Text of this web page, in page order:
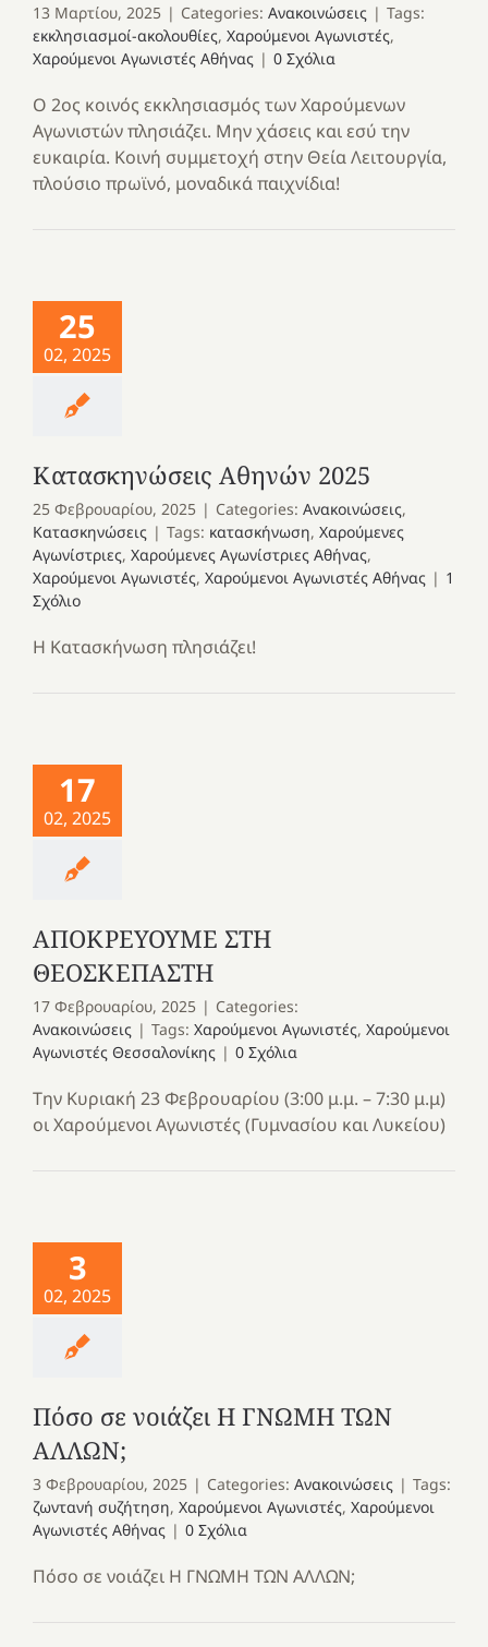
13 Μαρτίου, 2025 | Categories: Ανακοινώσεις | Tags:
εκκλησιασμοί-ακολουθίες, Χαρούμενοι Αγωνιστές,
Χαρούμενοι Αγωνιστές Αθήνας | 0 Σχόλια
Ο 2ος κοινός εκκλησιασμός των Χαρούμενων
Αγωνιστών πλησιάζει. Μην χάσεις και εσύ την
ευκαιρία. Κοινή συμμετοχή στην Θεία Λειτουργία,
πλούσιο πρωϊνό, μοναδικά παιχνίδια!
25
02, 2025
Κατασκηνώσεις Αθηνών 2025
25 Φεβρουαρίου, 2025 | Categories: Ανακοινώσεις,
Κατασκηνώσεις | Tags: κατασκήνωση, Χαρούμενες
Αγωνίστριες, Χαρούμενες Αγωνίστριες Αθήνας,
Χαρούμενοι Αγωνιστές, Χαρούμενοι Αγωνιστές Αθήνας | 1
Σχόλιο
Η Κατασκήνωση πλησιάζει!
17
02, 2025
ΑΠΟΚΡΕΥΟΥΜΕ ΣΤΗ
ΘΕΟΣΚΕΠΑΣΤΗ
17 Φεβρουαρίου, 2025 | Categories:
Ανακοινώσεις | Tags: Χαρούμενοι Αγωνιστές, Χαρούμενοι
Αγωνιστές Θεσσαλονίκης | 0 Σχόλια
Την Κυριακή 23 Φεβρουαρίου (3:00 μ.μ. – 7:30 μ.μ)
οι Χαρούμενοι Αγωνιστές (Γυμνασίου και Λυκείου)
3
02, 2025
Πόσο σε νοιάζει Η ΓΝΩΜΗ ΤΩΝ
ΑΛΛΩΝ;
3 Φεβρουαρίου, 2025 | Categories: Ανακοινώσεις | Tags:
ζωντανή συζήτηση, Χαρούμενοι Αγωνιστές, Χαρούμενοι
Αγωνιστές Αθήνας | 0 Σχόλια
Πόσο σε νοιάζει Η ΓΝΩΜΗ ΤΩΝ ΑΛΛΩΝ;